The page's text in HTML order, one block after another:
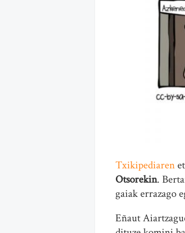
Txikipediaren
Otsorekin.
gaiak errazago
Eñaut